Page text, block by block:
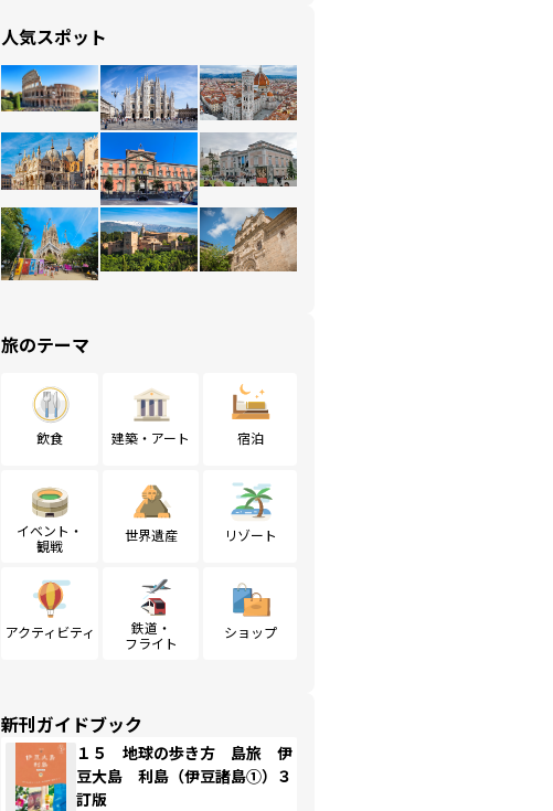
人気スポット
旅のテーマ
飲食 建築・アート 宿泊
イベント・
観戦
世界遺産 リゾート
アクティビティ
鉄道・
フライト
ショップ
新刊ガイドブック
１５ 地球の歩き方 島旅 伊
豆大島 利島（伊豆諸島①）３
訂版